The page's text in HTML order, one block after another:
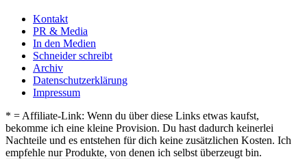
Kontakt
PR & Media
In den Medien
Schneider schreibt
Archiv
Datenschutzerklärung
Impressum
* = Affiliate-Link: Wenn du über diese Links etwas kaufst,
bekomme ich eine kleine Provision. Du hast dadurch keinerlei
Nachteile und es entstehen für dich keine zusätzlichen Kosten. Ich
empfehle nur Produkte, von denen ich selbst überzeugt bin.